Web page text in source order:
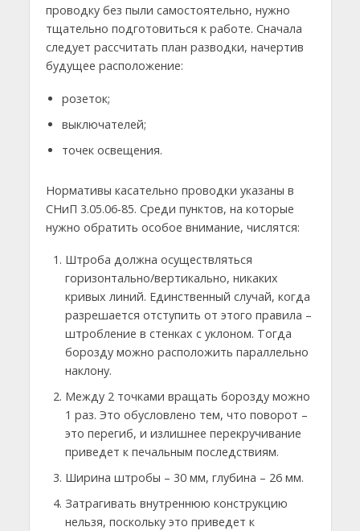
проводку без пыли самостоятельно, нужно
тщательно подготовиться к работе. Сначала
следует рассчитать план разводки, начертив
будущее расположение:
розеток;
выключателей;
точек освещения.
Нормативы касательно проводки указаны в
СНиП 3.05.06-85. Среди пунктов, на которые
нужно обратить особое внимание, числятся:
Штроба должна осуществляться
горизонтально/вертикально, никаких
кривых линий. Единственный случай, когда
разрешается отступить от этого правила –
штробление в стенках с уклоном. Тогда
борозду можно расположить параллельно
наклону.
Между 2 точками вращать борозду можно
1 раз. Это обусловлено тем, что поворот –
это перегиб, и излишнее перекручивание
приведет к печальным последствиям.
Ширина штробы – 30 мм, глубина – 26 мм.
Затрагивать внутреннюю конструкцию
нельзя, поскольку это приведет к